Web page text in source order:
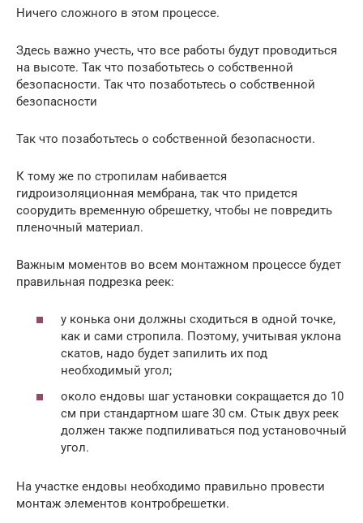
Ничего сложного в этом процессе.
Здесь важно учесть, что все работы будут проводиться
на высоте. Так что позаботьтесь о собственной
безопасности. Так что позаботьтесь о собственной
безопасности
Так что позаботьтесь о собственной безопасности.
К тому же по стропилам набивается
гидроизоляционная мембрана, так что придется
соорудить временную обрешетку, чтобы не повредить
пленочный материал.
Важным моментов во всем монтажном процессе будет
правильная подрезка реек:
у конька они должны сходиться в одной точке,
как и сами стропила. Поэтому, учитывая уклона
скатов, надо будет запилить их под
необходимый угол;
около ендовы шаг установки сокращается до 10
см при стандартном шаге 30 см. Стык двух реек
должен также подпиливаться под установочный
угол.
На участке ендовы необходимо правильно провести
монтаж элементов контробрешетки.